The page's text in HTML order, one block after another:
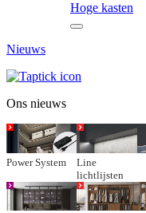
Hoge kasten
Nieuws
Ons nieuws
Power System
Line
lichtlijsten